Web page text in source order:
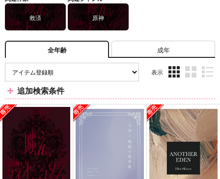
救済 原神
全年齢 成年
表示
ム
表
示
ム
表
示
ム
表
追加検索条件